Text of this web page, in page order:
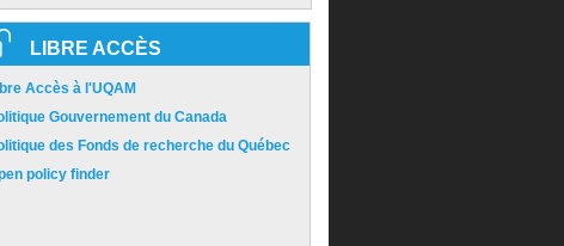
LIBRE ACCÈS
Accès à l'UQAM
Gouvernement du Canada
des Fonds de recherche du Québec
policy finder